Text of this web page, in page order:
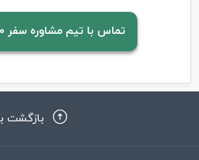
تماس با تیم مشاوره سفر ۷۲۹۵۶۰۰۰-۰۲۱
بازگشت